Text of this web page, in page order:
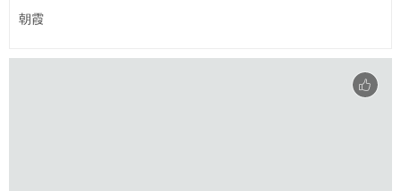
朝霞